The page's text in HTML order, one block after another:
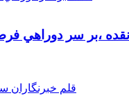
نقده ،بر سر دوراهي
قلم خبرنگاران